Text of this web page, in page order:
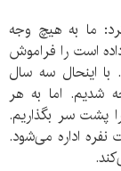
ما به هیچ وجه
است را فراموش
با اینحال سه سال
شدیم. اما به هر
پشت سر بگذاریم.
اداره می‌شود.